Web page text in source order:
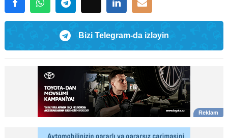
Bizi Telegram-da izləyin